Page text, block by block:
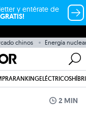
y entérate de
chinos Energía
RANKINGELÉCTRICOS
2 MIN